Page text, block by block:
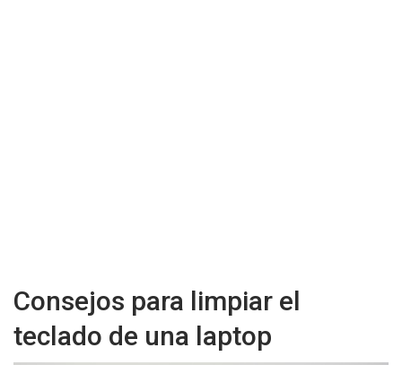
Consejos para limpiar el
teclado de una laptop